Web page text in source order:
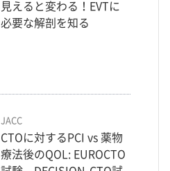
見えると変わる！EVTに
必要な解剖を知る
JACC
CTOに対するPCI vs 薬物
療法後のQOL: EUROCTO